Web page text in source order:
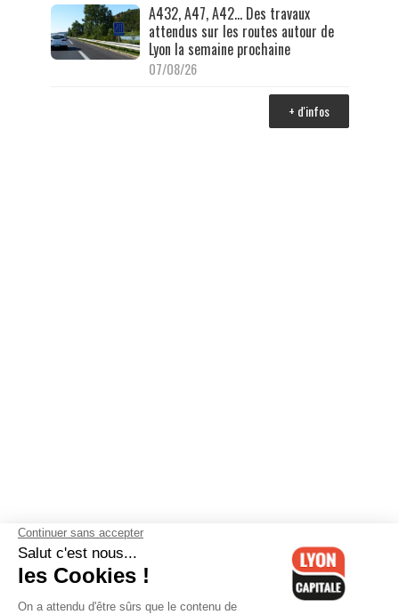
A432, A47, A42… Des travaux
attendus sur les routes autour de
Lyon la semaine prochaine
07/08/26
+ d'infos